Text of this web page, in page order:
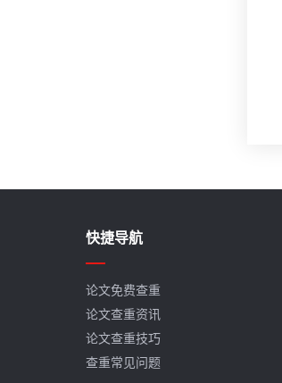
快捷导航
论文免费查重
论文查重资讯
论文查重技巧
查重常见问题